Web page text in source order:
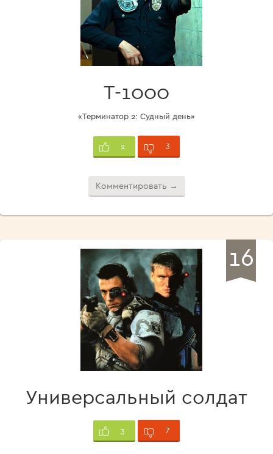
Т-1000
«Терминатор 2: Судный день»
2 3
Комментировать →
16
Универсальный солдат
3 7